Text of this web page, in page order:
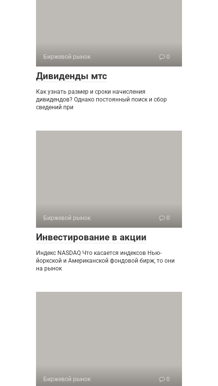
Биржевой рынок 0
Дивиденды мтс
Как узнать размер и сроки начисления
дивидендов? Однако постоянный поиск и сбор
сведений при
Биржевой рынок 0
Инвестирование в акции
Индекс NASDAQ Что касается индексов Нью-
йоркской и Американской фондовой бирж, то они
на рынок
Биржевой рынок 0